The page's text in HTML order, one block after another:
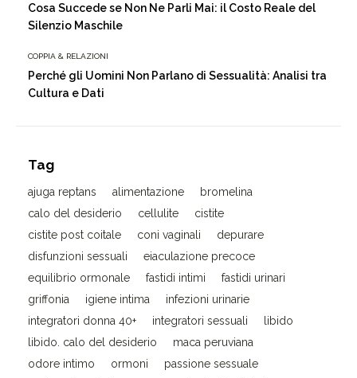
Cosa Succede se Non Ne Parli Mai: il Costo Reale del
Silenzio Maschile
COPPIA & RELAZIONI
Perché gli Uomini Non Parlano di Sessualità: Analisi tra
Cultura e Dati
Tag
ajuga reptans alimentazione
bromelina
calo del desiderio
cellulite
cistite
cistite post coitale
coni vaginali
depurare
disfunzioni sessuali
eiaculazione precoce
equilibrio ormonale
fastidi intimi
fastidi urinari
griffonia
igiene intima
infezioni urinarie
integratori donna 40+
integratori sessuali
libido
libido. calo del desiderio
maca peruviana
odore intimo
ormoni
passione sessuale